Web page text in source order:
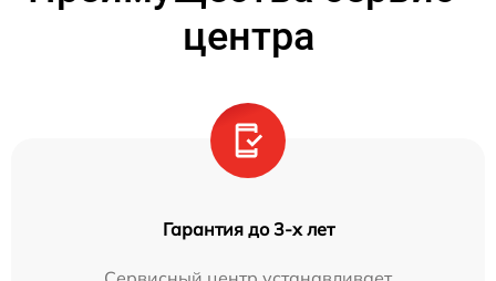
центра
Гарантия до 3-х лет